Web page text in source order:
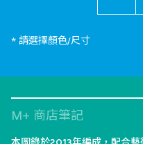
* 請選擇顏色/尺寸
M+ 商店筆記